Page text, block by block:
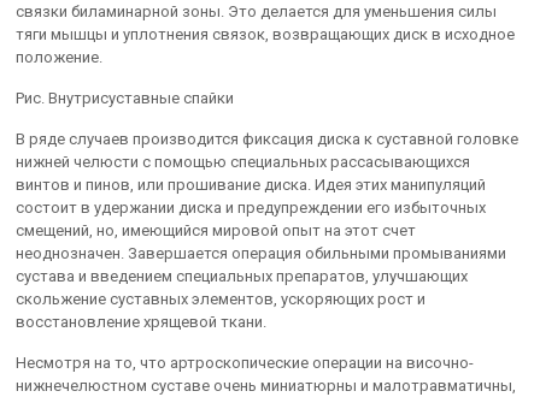
связки биламинарной зоны. Это делается для уменьшения силы
тяги мышцы и уплотнения связок, возвращающих диск в исходное
положение.
Рис. Внутрисуставные спайки
В ряде случаев производится фиксация диска к суставной головке
нижней челюсти с помощью специальных рассасывающихся
винтов и пинов, или прошивание диска. Идея этих манипуляций
состоит в удержании диска и предупреждении его избыточных
смещений, но, имеющийся мировой опыт на этот счет
неоднозначен. Завершается операция обильными промываниями
сустава и введением специальных препаратов, улучшающих
скольжение суставных элементов, ускоряющих рост и
восстановление хрящевой ткани.
Несмотря на то, что артроскопические операции на височно-
нижнечелюстном суставе очень миниатюрны и малотравматичны,